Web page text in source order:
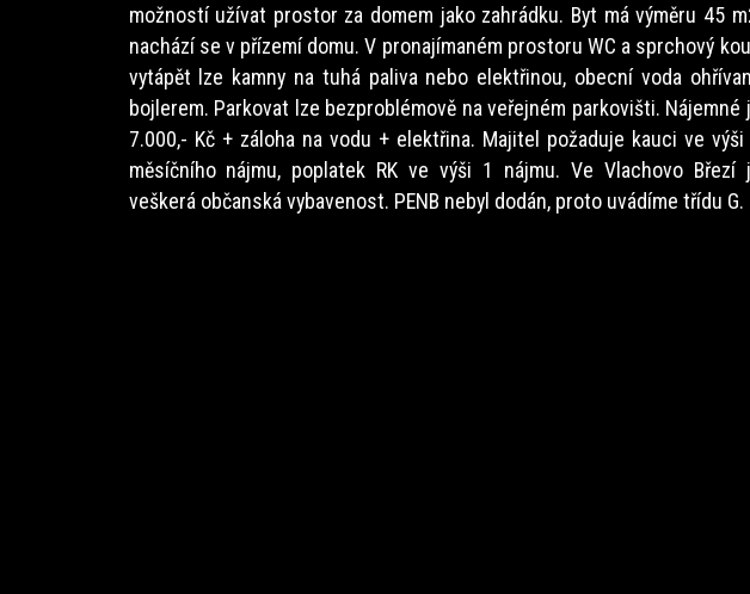
možností užívat prostor za domem jako zahrádku. Byt má výměru 45
nachází se v přízemí domu. V pronajímaném prostoru WC a sprchový
vytápět lze kamny na tuhá paliva nebo elektřinou, obecní voda
bojlerem. Parkovat lze bezproblémově na veřejném parkovišti. Nájemné
7.000,- Kč + záloha na vodu + elektřina. Majitel požaduje kauci ve výši
měsíčního nájmu, poplatek RK ve výši 1 nájmu. Ve Vlachovo Březí
veškerá občanská vybavenost. PENB nebyl dodán, proto uvádíme třídu G.